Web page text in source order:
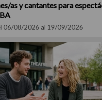
as y cantantes para
06/08/2026 al 19/09/2026